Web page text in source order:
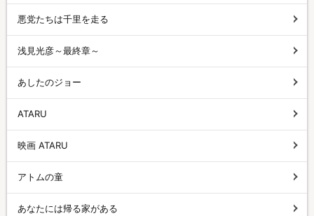
悪党たちは千里を走る
浅見光彦～最終章～
あしたのジョー
ATARU
映画 ATARU
アトムの童
あなたには帰る家がある